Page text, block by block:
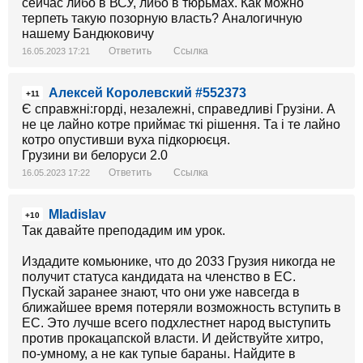
сейчас либо в ВСУ, либо в тюрьмах. Как можно
терпеть такую позорную власть? Аналогичную
нашему Бандюковичу
16.05.2023 17:21 Ответить Ссылка
+11
Алексей Королевский #552373
Є справжні:горді, незалежні, справедливі Грузіни. А
не це лайно котре приймає ткі рішення. Та і те лайно
котро опустивши вуха підкорюєця.
Грузини ви белоруси 2.0
16.05.2023 17:22 Ответить Ссылка
+10
Mladislav
Так давайте преподадим им урок.
Издадите комьюнике, что до 2033 Грузия никогда не
получит статуса кандидата на членство в ЕС.
Пускай заранее знают, что они уже навсегда в
ближайшее время потеряли возможность вступить в
ЕС. Это лучше всего подхлестнет народ выступить
против прокацапской власти. И действуйте хитро,
по-умному, а не как тупые бараны. Найдите в